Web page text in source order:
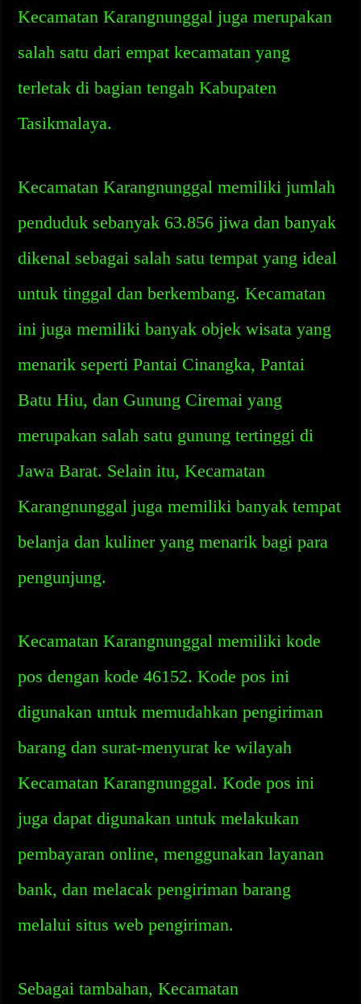
Kecamatan Karangnunggal juga merupakan
salah satu dari empat kecamatan yang
terletak di bagian tengah Kabupaten
Tasikmalaya.
Kecamatan Karangnunggal memiliki jumlah
penduduk sebanyak 63.856 jiwa dan banyak
dikenal sebagai salah satu tempat yang ideal
untuk tinggal dan berkembang. Kecamatan
ini juga memiliki banyak objek wisata yang
menarik seperti Pantai Cinangka, Pantai
Batu Hiu, dan Gunung Ciremai yang
merupakan salah satu gunung tertinggi di
Jawa Barat. Selain itu, Kecamatan
Karangnunggal juga memiliki banyak tempat
belanja dan kuliner yang menarik bagi para
pengunjung.
Kecamatan Karangnunggal memiliki kode
pos dengan kode 46152. Kode pos ini
digunakan untuk memudahkan pengiriman
barang dan surat-menyurat ke wilayah
Kecamatan Karangnunggal. Kode pos ini
juga dapat digunakan untuk melakukan
pembayaran online, menggunakan layanan
bank, dan melacak pengiriman barang
melalui situs web pengiriman.
Sebagai tambahan, Kecamatan